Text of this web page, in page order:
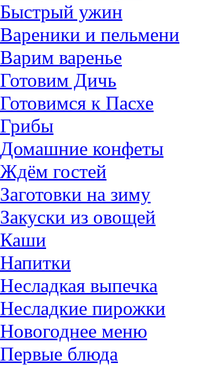
Быстрый ужин
Вареники и пельмени
Варим варенье
Готовим Дичь
Готовимся к Пасхе
Грибы
Домашние конфеты
Ждём гостей
Заготовки на зиму
Закуски из овощей
Каши
Напитки
Несладкая выпечка
Несладкие пирожки
Новогоднее меню
Первые блюда